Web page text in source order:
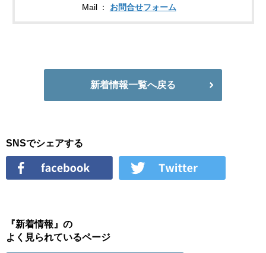
Mail
お問合せフォーム
新着情報一覧へ戻る
SNSでシェアする
『新着情報』の
よく見られているページ